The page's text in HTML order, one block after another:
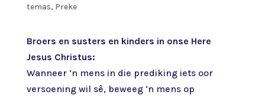
temas, Preke
Broers en susters en kinders in onse Here
Jesus Christus:
Wanneer ‘n mens in die prediking iets oor
versoening wil sê, beweeg ‘n mens op